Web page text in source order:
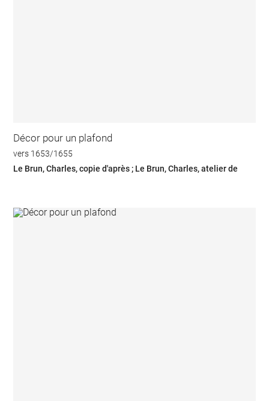
Décor pour un plafond
vers 1653/1655
Le Brun, Charles, copie d'après ; Le Brun, Charles, atelier de